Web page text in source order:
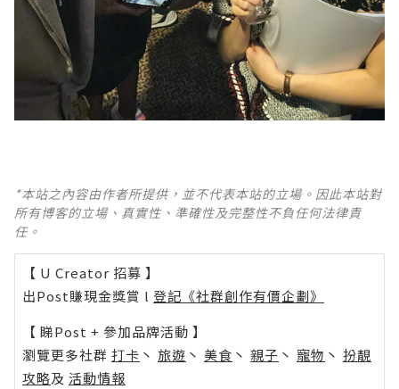
*本站之內容由作者所提供，並不代表本站的立場。因此本站對
所有博客的立場、真實性、準確性及完整性不負任何法律責
任。
【 U Creator 招募 】
出Post賺現金獎賞 l 登記《社群創作有價企劃》
【 睇Post + 參加品牌活動 】
瀏覽更多社群 打卡 丶 旅遊 丶 美食 丶 親子 丶 寵物 丶 扮靚
攻略及 活動情報